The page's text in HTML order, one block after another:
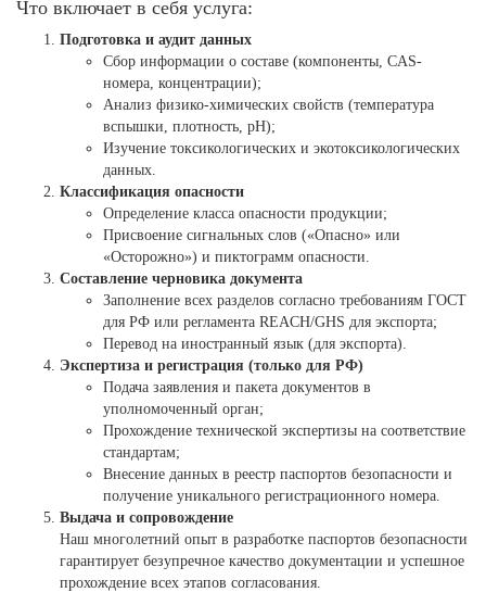
Что включает в себя услуга:
Подготовка и аудит данных
Сбор информации о составе (компоненты, CAS-
номера, концентрации);
Анализ физико-химических свойств (температура
вспышки, плотность, pH);
Изучение токсикологических и экотоксикологических
данных.
Классификация опасности
Определение класса опасности продукции;
Присвоение сигнальных слов («Опасно» или
«Осторожно») и пиктограмм опасности.
Составление черновика документа
Заполнение всех разделов согласно требованиям ГОСТ
для РФ или регламента REACH/GHS для экспорта;
Перевод на иностранный язык (для экспорта).
Экспертиза и регистрация (только для РФ)
Подача заявления и пакета документов в
уполномоченный орган;
Прохождение технической экспертизы на соответствие
стандартам;
Внесение данных в реестр паспортов безопасности и
получение уникального регистрационного номера.
Выдача и сопровождение
Наш многолетний опыт в разработке паспортов безопасности
гарантирует безупречное качество документации и успешное
прохождение всех этапов согласования.